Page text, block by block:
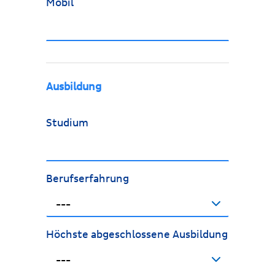
Ausbildung
Studium
Berufserfahrung
---
Höchste abgeschlossene Ausbildung
---